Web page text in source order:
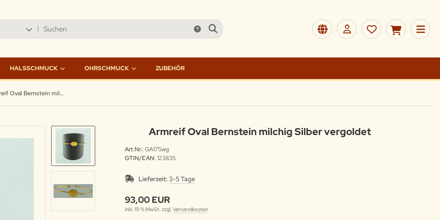
HALSSCHMUCK OHRSCHMUCK ZUBEHÖR
Armreif Oval Bernstein milchig Silber vergoldet
Armreif Oval Bernstein milchig Silber vergoldet
Art.Nr.: GA175wg
GTIN/EAN: 123835
Lieferzeit:3-5 Tage
93,00 EUR
inkl. 19 % MwSt. zzgl. Versandkosten